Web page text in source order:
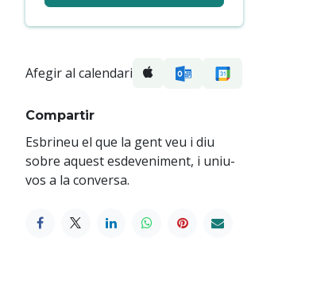
Afegir al calendari
Compartir
Esbrineu el que la gent veu i diu
sobre aquest esdeveniment, i uniu-
vos a la conversa.